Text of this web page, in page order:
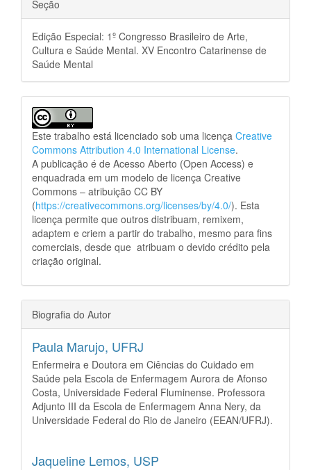
Seção
Edição Especial: 1º Congresso Brasileiro de Arte,
Cultura e Saúde Mental. XV Encontro Catarinense de
Saúde Mental
Este trabalho está licenciado sob uma licença Creative
Commons Attribution 4.0 International License.
A publicação é de Acesso Aberto (Open Access) e
enquadrada em um modelo de licença Creative
Commons – atribuição CC BY
(https://creativecommons.org/licenses/by/4.0/). Esta
licença permite que outros distribuam, remixem,
adaptem e criem a partir do trabalho, mesmo para fins
comerciais, desde que atribuam o devido crédito pela
criação original.
Biografia do Autor
Paula Marujo, UFRJ
Enfermeira e Doutora em Ciências do Cuidado em
Saúde pela Escola de Enfermagem Aurora de Afonso
Costa, Universidade Federal Fluminense. Professora
Adjunto III da Escola de Enfermagem Anna Nery, da
Universidade Federal do Rio de Janeiro (EEAN/UFRJ).
Jaqueline Lemos, USP